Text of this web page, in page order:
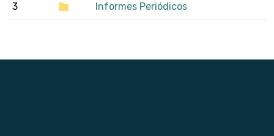
3 Informes Periódicos